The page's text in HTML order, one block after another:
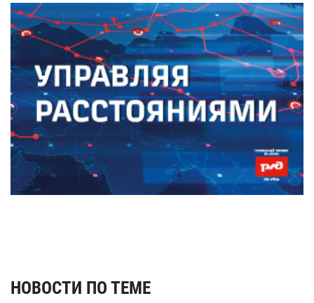
НОВОСТИ ПО ТЕМЕ